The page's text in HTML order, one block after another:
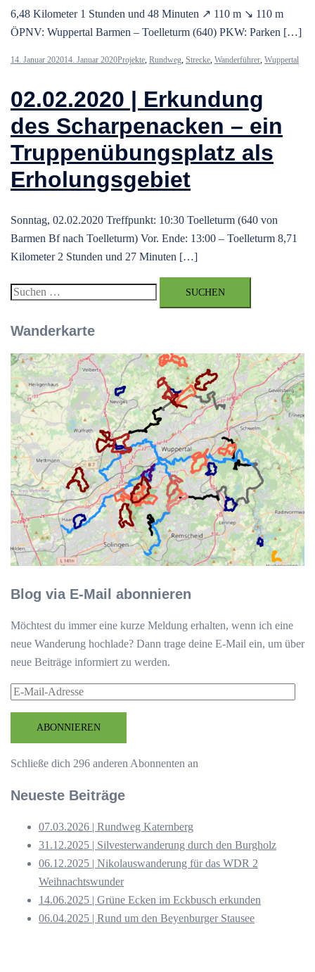
6,48 Kilometer 1 Stunden und 48 Minuten ↗ 110 m ↘ 110 m
ÖPNV: Wuppertal Barmen – Toelleturm (640) PKW: Parken […]
14. Januar 202014. Januar 2020Projekte, Rundweg, Strecke, Wanderführer, Wuppertal
02.02.2020 | Erkundung
des Scharpenacken – ein
Truppenübungsplatz als
Erholungsgebiet
Sonntag, 02.02.2020 Treffpunkt: 10:30 Toelleturm (640 von
Barmen Bf nach Toelleturm) Vor. Ende: 13:00 – Toelleturm 8,71
Kilometer 2 Stunden und 27 Minuten […]
Suchen
Wanderkarte
Blog via E-Mail abonnieren
Möchtest du immer eine kurze Meldung erhalten, wenn ich eine
neue Wanderung hochlade? Dann trage deine E-Mail ein, um über
neue Beiträge informiert zu werden.
E-
Mail-
AdresseABONNIEREN
Schließe dich 296 anderen Abonnenten an
Neueste Beiträge
07.03.2026 | Rundweg Katernberg
31.12.2025 | Silvesterwanderung durch den Burgholz
06.12.2025 | Nikolauswanderung für das WDR 2
Weihnachtswunder
14.06.2025 | Grüne Ecken im Eckbusch erkunden
06.04.2025 | Rund um den Beyenburger Stausee